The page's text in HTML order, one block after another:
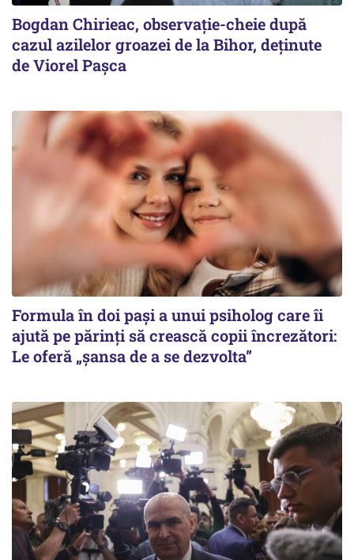
Bogdan Chirieac, observație-cheie după
cazul azilelor groazei de la Bihor, deținute
de Viorel Pașca
Formula în doi pași a unui psiholog care îi
ajută pe părinți să crească copii încrezători:
Le oferă „șansa de a se dezvolta”